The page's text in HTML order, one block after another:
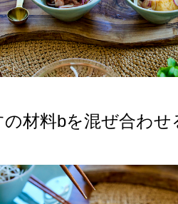
の材料bを混ぜ合わせ